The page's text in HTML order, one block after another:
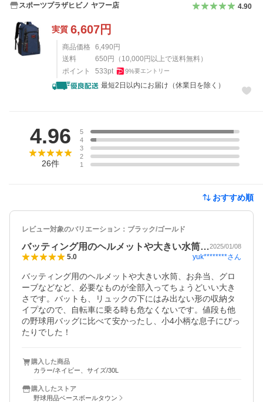
スポーツプラザヒビノ ヤフー店 4.90
実質 6,607円
商品価格 6,490円
送料
650円 （ 10,000円以上で送料無料）
ポイント
533pt 9%要エントリー
最短2日以内にお届け（休業日を除く）
4.96
26件
5
4
3
2
1
おすすめ順
レビュー対象のバリエーション： ブラック/ゴールド
バッティング用のヘルメットや大きい水筒…2025/01/08
5.0 yuk********さん
バッティング用のヘルメットや大きい水筒、お弁当、グロ
ーブなどなど、必要なものが全部入ってちょうどいい大き
さです。バットも、リュックの下にはみ出ない形の収納タ
イプなので、自転車に乗る時も危なくないです。値段も他
の野球用バッグに比べて安かったし、小4小柄な息子にぴっ
たりでした！
購入した商品
カラー/ネイビー、サイズ/30L
購入したストア
野球用品ベースボールタウン